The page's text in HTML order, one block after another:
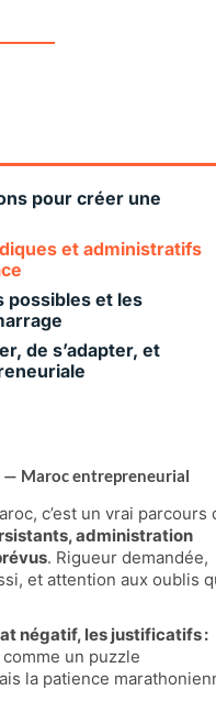
— Maroc entrepreneurial
c’est un vrai parcours
administration
. Rigueur demandée,
et attention aux oublis
négatif, les justificatifs :
comme un puzzle
la patience
pour créer une
et administratifs
possibles et les
de s’adapter, et